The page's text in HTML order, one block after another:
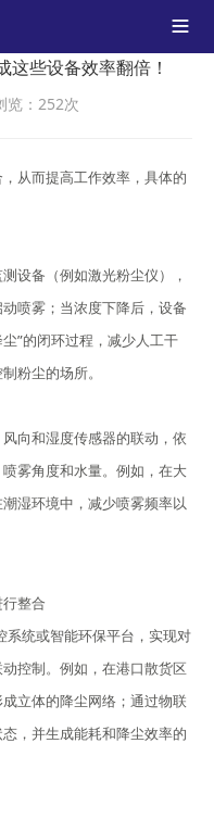

些设备效率翻倍！
览：252次
从而提高工作效率，具体的
设备（例如激光粉尘仪），
喷雾；当浓度下降后，设备
”的闭环过程，减少人工干
粉尘的场所。
向和湿度传感器的联动，依
雾角度和水量。例如，在大
湿环境中，减少喷雾频率以
整合
系统或智能环保平台，实现对
控制。例如，在港口散货区
立体的降尘网络；通过物联
，并生成能耗和降尘效率的